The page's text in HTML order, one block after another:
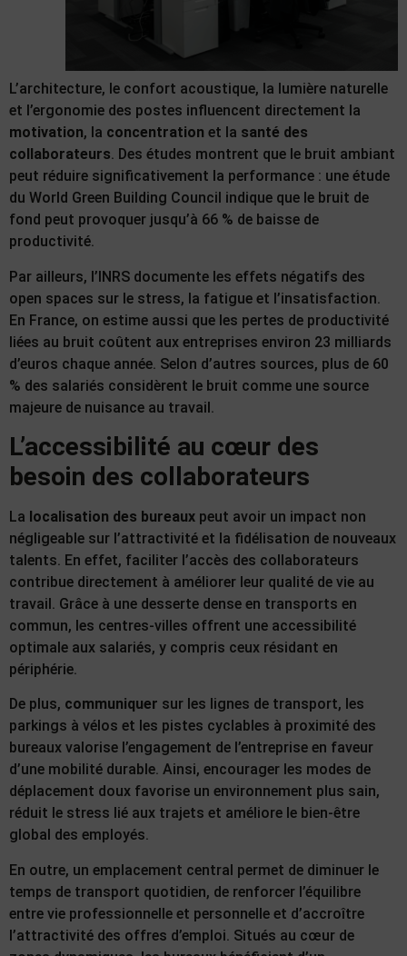
L’architecture, le confort acoustique, la lumière naturelle
et l’ergonomie des postes influencent directement la
motivation, la concentration et la santé des
collaborateurs. Des études montrent que le bruit ambiant
peut réduire significativement la performance : une étude
du World Green Building Council indique que le bruit de
fond peut provoquer jusqu’à 66 % de baisse de
productivité.
Par ailleurs, l’INRS documente les effets négatifs des
open spaces sur le stress, la fatigue et l’insatisfaction.
En France, on estime aussi que les pertes de productivité
liées au bruit coûtent aux entreprises environ 23 milliards
d’euros chaque année. Selon d’autres sources, plus de 60
% des salariés considèrent le bruit comme une source
majeure de nuisance au travail.
L’accessibilité au cœur des
besoin des collaborateurs
La localisation des bureaux peut avoir un impact non
négligeable sur l’attractivité et la fidélisation de nouveaux
talents. En effet, faciliter l’accès des collaborateurs
contribue directement à améliorer leur qualité de vie au
travail. Grâce à une desserte dense en transports en
commun, les centres-villes offrent une accessibilité
optimale aux salariés, y compris ceux résidant en
périphérie.
De plus, communiquer sur les lignes de transport, les
parkings à vélos et les pistes cyclables à proximité des
bureaux valorise l’engagement de l’entreprise en faveur
d’une mobilité durable. Ainsi, encourager les modes de
déplacement doux favorise un environnement plus sain,
réduit le stress lié aux trajets et améliore le bien-être
global des employés.
En outre, un emplacement central permet de diminuer le
temps de transport quotidien, de renforcer l’équilibre
entre vie professionnelle et personnelle et d’accroître
l’attractivité des offres d’emploi. Situés au cœur de